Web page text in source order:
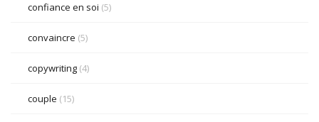
confiance en soi (5)
convaincre (5)
copywriting (4)
couple (15)